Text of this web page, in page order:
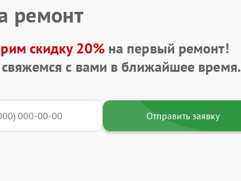
ремонт
скидку 20%на первый ремонт!
с вами в ближайшее время.
Отправить заявку